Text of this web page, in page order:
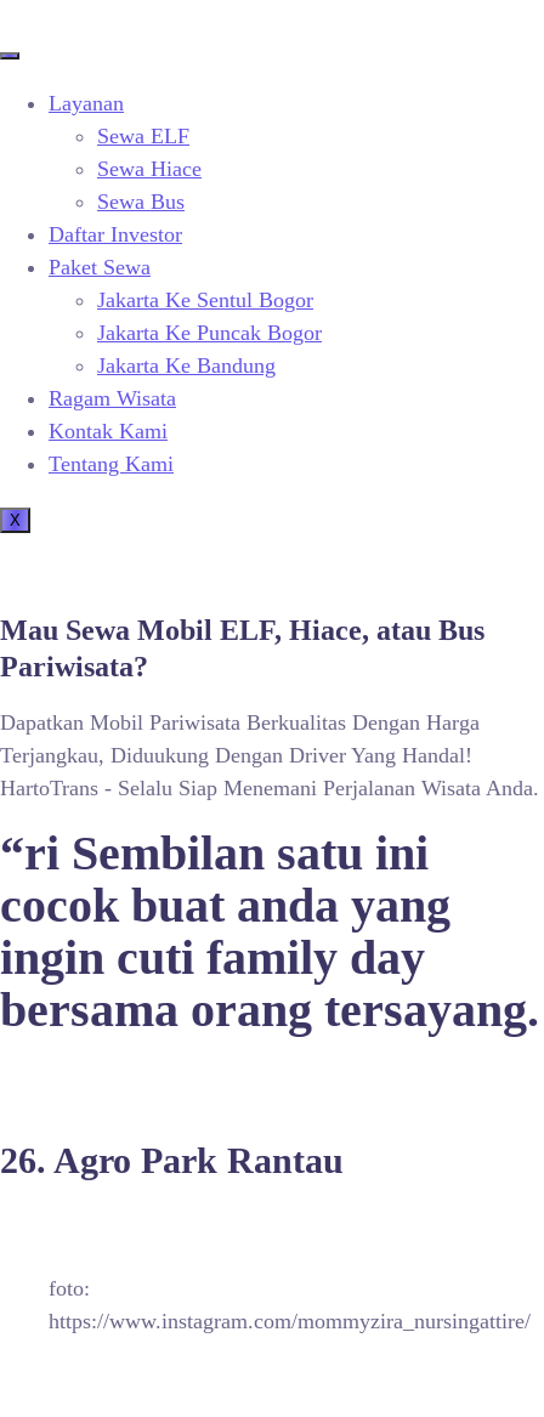
Layanan
Sewa ELF
Sewa Hiace
Sewa Bus
Daftar Investor
Paket Sewa
Jakarta Ke Sentul Bogor
Jakarta Ke Puncak Bogor
Jakarta Ke Bandung
Ragam Wisata
Kontak Kami
Tentang Kami
X
Mau Sewa Mobil ELF, Hiace, atau Bus
Pariwisata?
Dapatkan Mobil Pariwisata Berkualitas Dengan Harga
Terjangkau, Diduukung Dengan Driver Yang Handal!
HartoTrans - Selalu Siap Menemani Perjalanan Wisata Anda.
“ri Sembilan satu ini
cocok buat anda yang
ingin cuti family day
bersama orang tersayang.
26. Agro Park Rantau
foto:
https://www.instagram.com/mommyzira_nursingattire/